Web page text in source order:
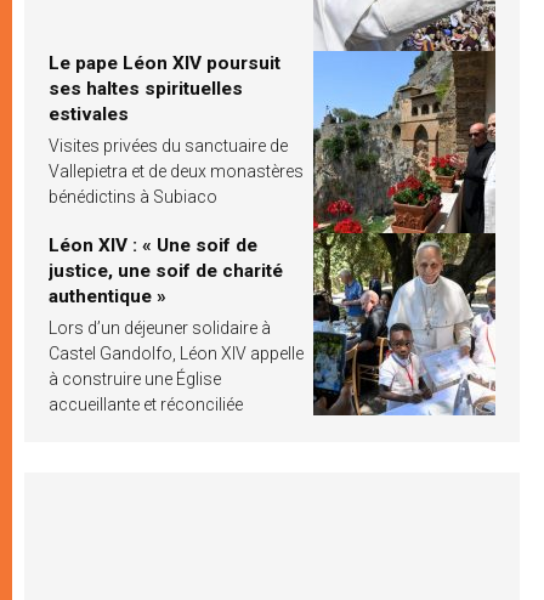
Le pape Léon XIV poursuit
ses haltes spirituelles
estivales
Visites privées du sanctuaire de
Vallepietra et de deux monastères
bénédictins à Subiaco
Léon XIV : « Une soif de
justice, une soif de charité
authentique »
Lors d’un déjeuner solidaire à
Castel Gandolfo, Léon XIV appelle
à construire une Église
accueillante et réconciliée